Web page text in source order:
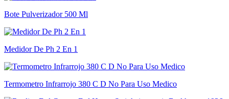
Bote Pulverizador 500 Ml
Medidor De Ph 2 En 1
Termometro Infrarrojo 380 C D No Para Uso Medico